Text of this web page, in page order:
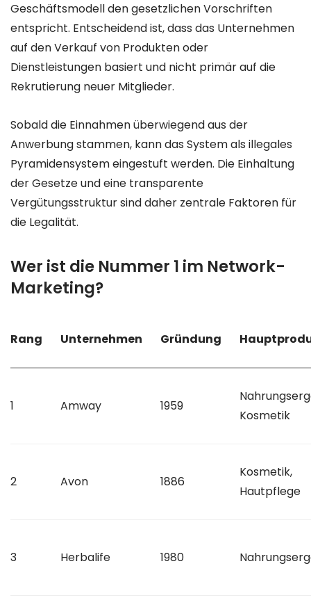
Geschäftsmodell den gesetzlichen Vorschriften
entspricht. Entscheidend ist, dass das Unternehmen
auf den Verkauf von Produkten oder
Dienstleistungen basiert und nicht primär auf die
Rekrutierung neuer Mitglieder.
Sobald die Einnahmen überwiegend aus der
Anwerbung stammen, kann das System als illegales
Pyramidensystem eingestuft werden. Die Einhaltung
der Gesetze und eine transparente
Vergütungsstruktur sind daher zentrale Faktoren für
die Legalität.
Wer ist die Nummer 1 im Network-
Marketing?
Rang Unternehmen Gründung
1 Amway 1959
Kosmetik
2 Avon 1886
Kosmetik,
Hautpflege
3 Herbalife 1980